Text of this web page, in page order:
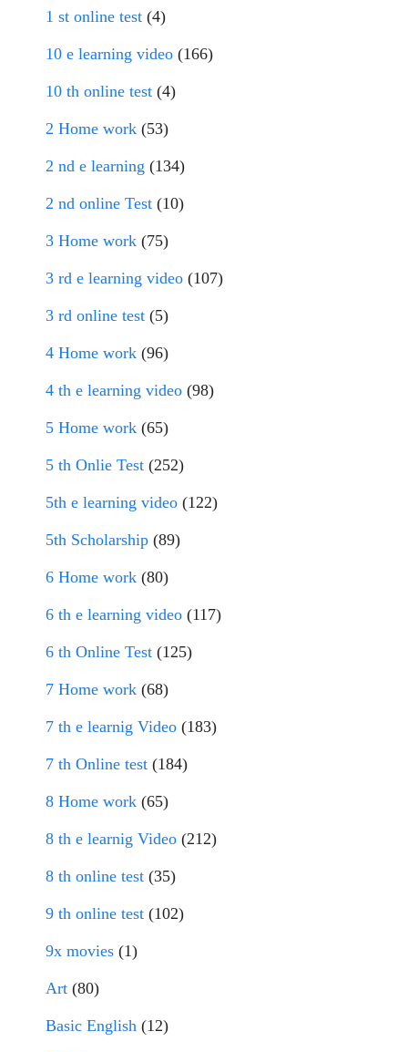
1 st online test (4)
10 e learning video (166)
10 th online test (4)
2 Home work (53)
2 nd e learning (134)
2 nd online Test (10)
3 Home work (75)
3 rd e learning video (107)
3 rd online test (5)
4 Home work (96)
4 th e learning video (98)
5 Home work (65)
5 th Onlie Test (252)
5th e learning video (122)
5th Scholarship (89)
6 Home work (80)
6 th e learning video (117)
6 th Online Test (125)
7 Home work (68)
7 th e learnig Video (183)
7 th Online test (184)
8 Home work (65)
8 th e learnig Video (212)
8 th online test (35)
9 th online test (102)
9x movies (1)
Art (80)
Basic English (12)